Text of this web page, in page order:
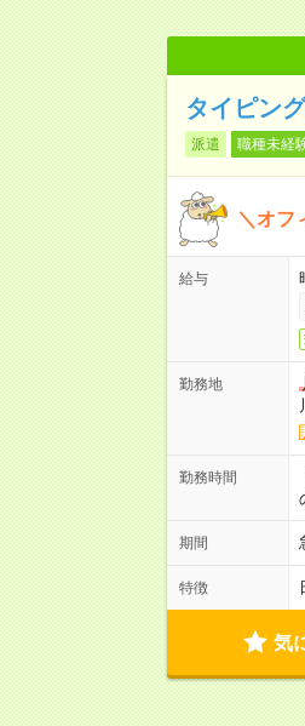
タイピン
派遣 職種未経
＼オフ
給与
勤務地
勤務時間
期間
特徴
気